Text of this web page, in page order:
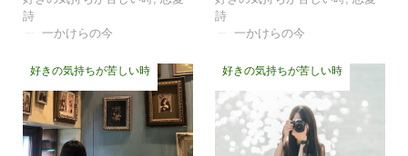
詩
一かけらの今
詩
一かけらの今
好きの気持ちが苦しい時 好きの気持ちが苦しい時